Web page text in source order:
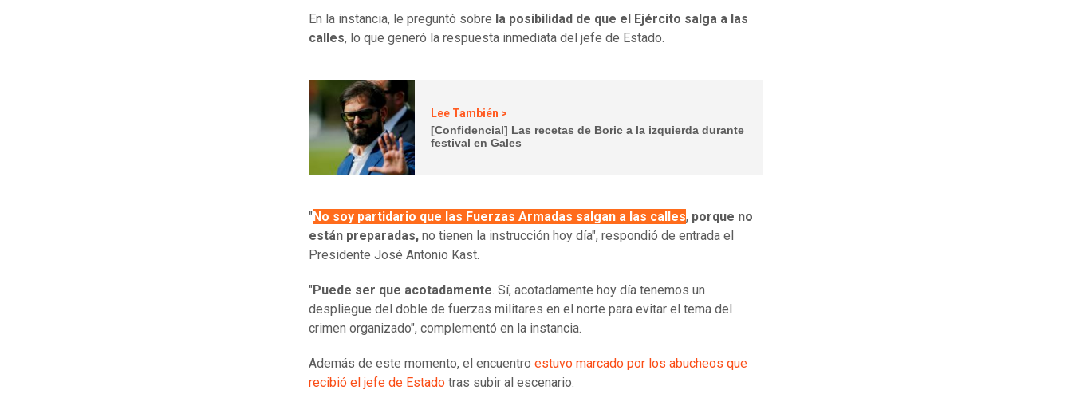
En la instancia, le preguntó sobre la posibilidad de que el Ejército salga a las
calles, lo que generó la respuesta inmediata del jefe de Estado.
Lee También >
[Confidencial] Las recetas de Boric a la izquierda durante
festival en Gales
"No soy partidario que las Fuerzas Armadas salgan a las calles, porque no
están preparadas, no tienen la instrucción hoy día", respondió de entrada el
Presidente José Antonio Kast.
"Puede ser que acotadamente. Sí, acotadamente hoy día tenemos un
despliegue del doble de fuerzas militares en el norte para evitar el tema del
crimen organizado", complementó en la instancia.
Además de este momento, el encuentro estuvo marcado por los abucheos que
recibió el jefe de Estado tras subir al escenario.